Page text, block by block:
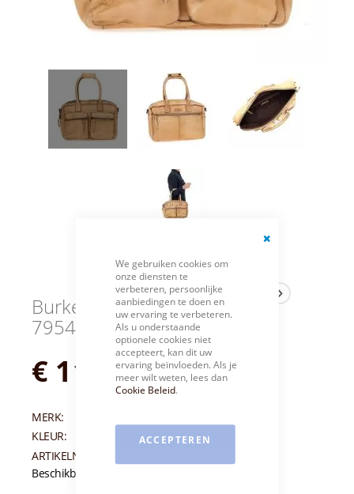
We gebruiken cookies om
onze diensten te
verbeteren, persoonlijke
aanbiedingen te doen en
uw ervaring te verbeteren.
Als u onderstaande
optionele cookies niet
accepteert, kan dit uw
ervaring beïnvloeden. Als je
meer wilt weten, lees dan
Cookie Beleid.
ACCEPTEREN
Burkely Tas Robin Beige
795426-29-One Size
€ 119,95
MERK:
KLEUR:
BEIGE
ARTIKELNUMMER:
Beschikbaarheid: